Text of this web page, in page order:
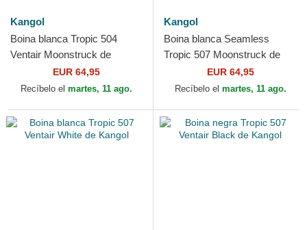
Kangol
Boina blanca Tropic 504
Ventair Moonstruck de
EUR 64,95
Recíbelo el martes, 11 ago.
Kangol
Boina blanca Seamless
Tropic 507 Moonstruck de
EUR 64,95
Recíbelo el martes, 11 ago.